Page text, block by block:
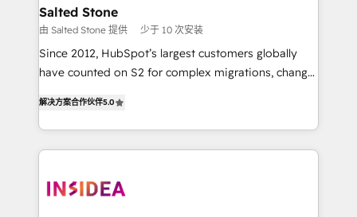
Salted Stone
由 Salted Stone 提供 少于 10 次安装
Since 2012, HubSpot’s largest customers globally
have counted on S2 for complex migrations, change
solutions that deliver measurable impact and
transform brand experiences As one of the few full-
service creative agencies in the HubSpot
winning design to build scalable, globally
解决方案合作伙伴5.0